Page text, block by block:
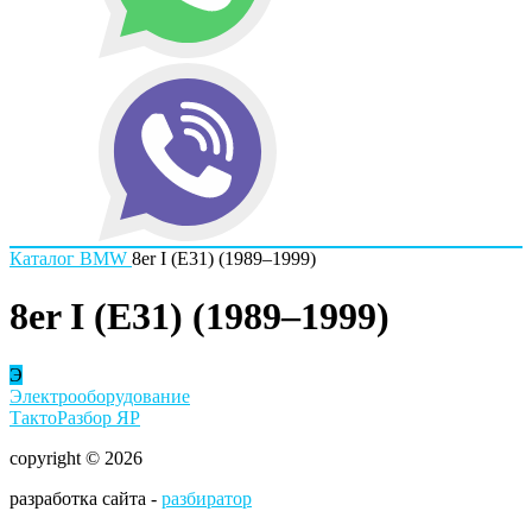
Каталог BMW 8er I (E31) (1989–1999)
8er I (E31) (1989–1999)
Э
Электрооборудование
ТактоРазбор ЯР
copyright © 2026
разработка сайта - разбиратор